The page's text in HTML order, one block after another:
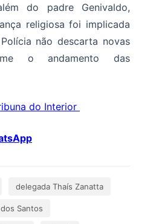
do padre Genivaldo,
religiosa foi implicada
não descarta novas
o andamento das
do Interior
delegada Thaís Zanatta
Santos